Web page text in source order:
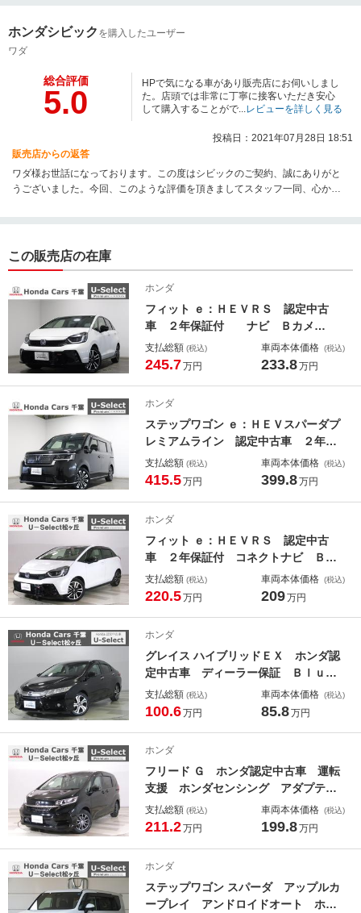
ホンダシビック を購入したユーザー
ワダ
総合評価
5.0
HPで気になる車があり販売店にお伺いしまし
た。店頭では非常に丁寧に接客いただき安心
して購入することがで...レビューを詳しく見る
投稿日：2021年07月28日 18:51
販売店からの返答
ワダ様お世話になっております。この度はシビックのご契約、誠にありがと
うございました。今回、このような評価を頂きましてスタッフ一同、心から
す。お車の事で何かございましたらいつでもお気軽にご相談ください。今後
この販売店の在庫
ホンダ
フィット ｅ：ＨＥＶＲＳ 認定中古
車 ２年保証付 ナビ Ｂカメ
ラ ＥＴＣ 運転支援 デモカー
フルセグ対応 ＵＳＢ接続 レーダー
オートマチックハイビーム
支払総額 (税込)
245.7万円
車両本体価格 (税込)
233.8万円
ホンダ
ステップワゴン ｅ：ＨＥＶスパーダプ
レミアムライン 認定中古車 ２年保
証付 ワンオーナー ナビ Ｂカメ
ラ ＥＴＣ 運転支援 全周囲カメ
ーナー ＵＳＢ Ｗエアコン サイド
カメラ ＥＳＣ．
支払総額 (税込)
415.5万円
車両本体価格 (税込)
399.8万円
ホンダ
フィット ｅ：ＨＥＶＲＳ 認定中古
車 ２年保証付 コネクトナビ Ｂｌ
ｕｅｔｏｏｔｈ バックカメラ アダ
プティブクルーズコントロール パー
ッドライト 運転支援．
支払総額 (税込)
220.5万円
車両本体価格 (税込)
209万円
ホンダ
グレイス ハイブリッドＥＸ ホンダ認
定中古車 ディーラー保証 Ｂｌｕｅ
ｔｏｏｔｈ対応ナビ バックカメラ
フルセグＴＶ シートヒーター クル
ライト 純正アルミ．
支払総額 (税込)
100.6万円
車両本体価格 (税込)
85.8万円
ホンダ
フリード Ｇ ホンダ認定中古車 運転
支援 ホンダセンシング アダプティ
ブクルーズコントロール 両側電動ス
ライドドア ７人乗り シートヒータ
ＴＣ．
支払総額 (税込)
211.2万円
車両本体価格 (税込)
199.8万円
ホンダ
ステップワゴン スパーダ アップルカ
ープレイ アンドロイドオート ホン